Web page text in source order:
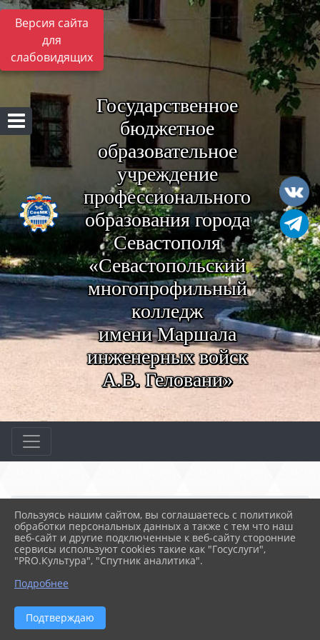
Версия сайта
для
слабовидящих
Государственное
бюджетное
образовательное
учреждение
профессионального
образования города
Севастополя
«Севастопольский
многопрофильный
колледж
имени Маршала
инженерных войск
А.В. Геловани»
Главная ВАЖНОЕ
Конкурсы профессиональ...
Чемпионат профессионал...
Чемпионат 2025
Облицовка плиткой
04.02.2025 05:23
ФАЙЛЫ
Пользуясь нашим сайтом, вы соглашаетесь с политикой
обработки персональных данных а также с тем что наш
веб-сайт и другие подключенные к веб-сайту сторонние
сервисы используют cookies такие как "Госуслуги",
"PRO.Культура", "Спутник аналитика".
Подробнее
Подтверждаю